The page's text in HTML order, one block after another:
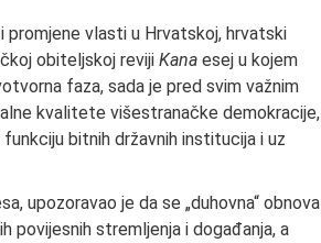
promjene vlasti u Hrvatskoj, hrvatski
obiteljskoj reviji Kana esej u kojem
faza, sada je pred svim važnim
kvalitete višestranačke demokracije,
bitnih državnih institucija i uz
upozoravao je da se „duhovna“ obnova
povijesnih stremljenja i događanja, a